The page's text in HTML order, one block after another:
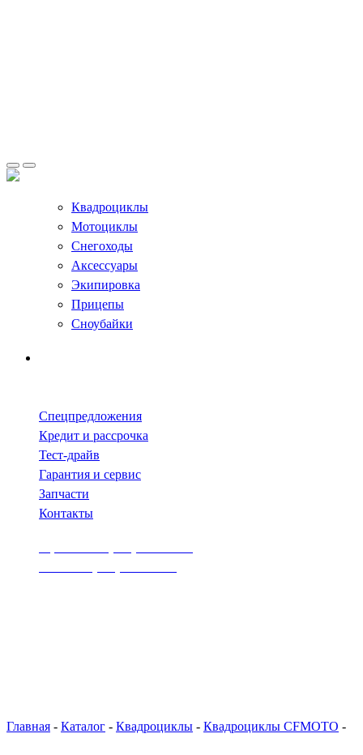
Квадроциклы
Мотоциклы
Снегоходы
Аксессуары
Экипировка
Прицепы
Сноубайки
Спецпредложения
Кредит и рассрочка
Тест-драйв
Гарантия и сервис
Запчасти
Контакты
Главная - Каталог - Квадроциклы - Квадроциклы CFMOTO -